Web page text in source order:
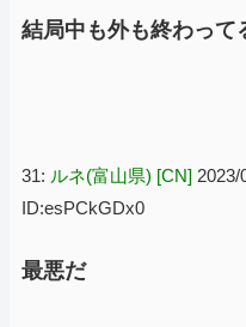
結局中も外も終わって
31: ルネ(富山県) [CN] 2023/
ID:esPCkGDx0
最悪だ